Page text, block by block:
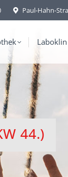
Paul-Hahn-
Laboklin
44.)